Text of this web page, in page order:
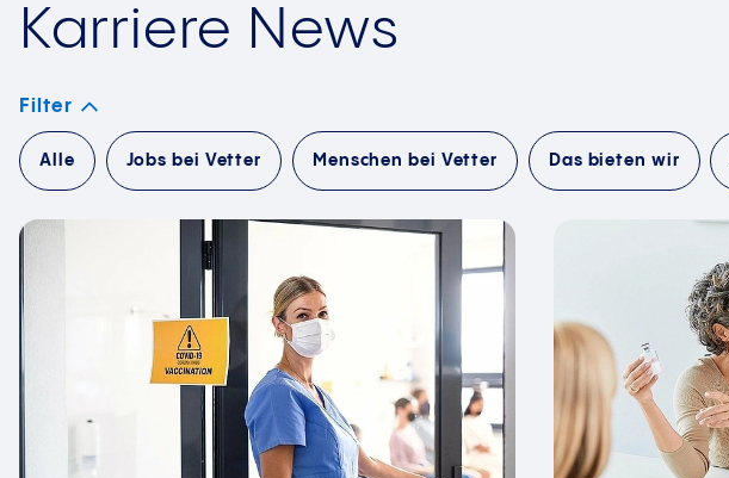
Karriere News
Filter
Alle Jobs bei Vetter Menschen bei Vetter Das bieten wir